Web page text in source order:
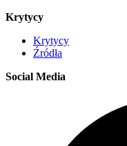
Krytycy
Krytycy
Źródła
Social Media